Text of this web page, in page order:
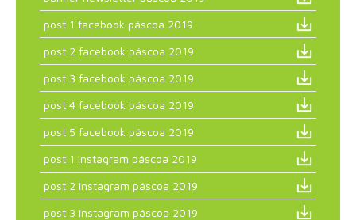
post 1 facebook páscoa 2019
post 2 facebook páscoa 2019
post 3 facebook páscoa 2019
post 4 facebook páscoa 2019
post 5 facebook páscoa 2019
post 1 instagram páscoa 2019
post 2 instagram páscoa 2019
post 3 instagram páscoa 2019